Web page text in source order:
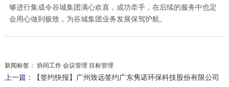
够进行集成令谷城集团满心欢喜，成功牵手，在后续的服务中也定
会用心做到极致，为谷城集团业务发展保驾护航。
新闻标签： 协同工作 会议管理 目标管理
上一篇：
【签约快报】广州致远签约广东隽诺环保科技股份有限公司